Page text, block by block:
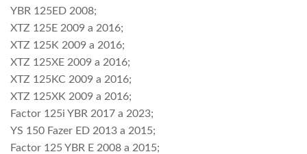
YBR 125ED 2008;
XTZ 125E 2009 a 2016;
XTZ 125K 2009 a 2016;
XTZ 125XE 2009 a 2016;
XTZ 125KC 2009 a 2016;
XTZ 125XK 2009 a 2016;
Factor 125i YBR 2017 a 2023;
YS 150 Fazer ED 2013 a 2015;
Factor 125 YBR E 2008 a 2015;